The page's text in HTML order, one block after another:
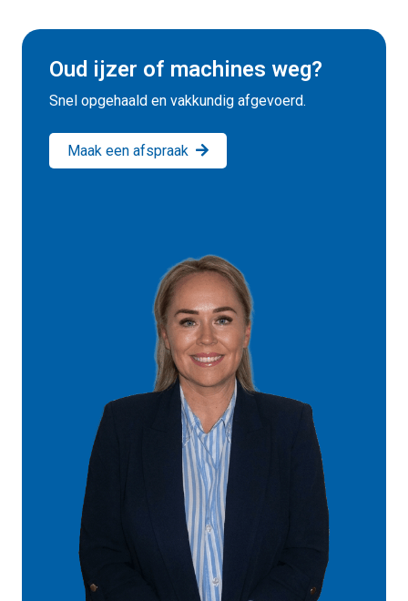
Oud ijzer of machines weg?
Snel opgehaald en vakkundig afgevoerd.
Maak een afspraak